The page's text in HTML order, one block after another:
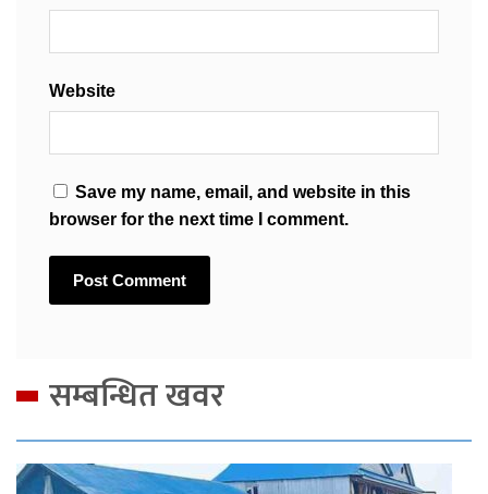
Website
Save my name, email, and website in this
browser for the next time I comment.
सम्बन्धित खवर